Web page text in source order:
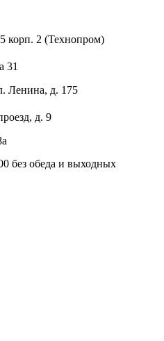
корп. 2 (Технопром)
31
Ленина, д. 175
д. 9
без обеда и выходных